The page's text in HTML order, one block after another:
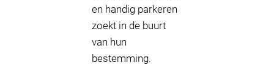
en handig parkeren
zoekt in de buurt
van hun
bestemming.